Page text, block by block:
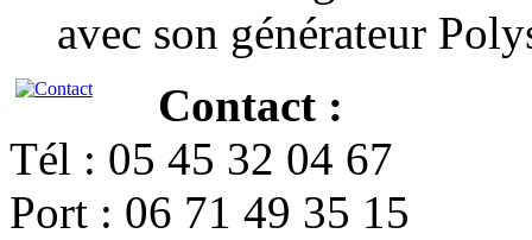
avec son générateur
Contact :
Tél : 05 45 32 04 67
Port : 06 71 49 35 15